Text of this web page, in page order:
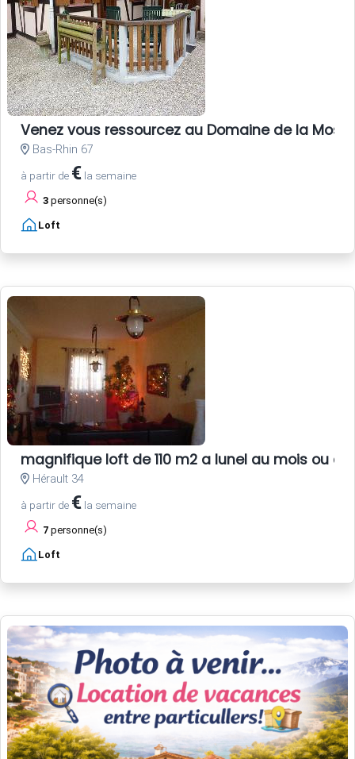
Venez vous ressourcez au Domaine de la
Bas-Rhin 67
à partir de € la semaine
3 personne(s)
Loft
magnifique loft de 110 m2 a lunel au mois ou
Hérault 34
à partir de € la semaine
7 personne(s)
Loft